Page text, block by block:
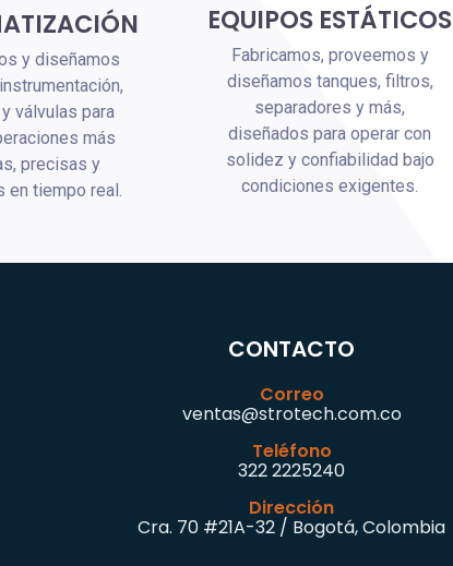
y diseñamos
válvulas para
más
precisas y
en tiempo real.
EQUIPOS ESTÁTICOS
Fabricamos, proveemos y
diseñamos tanques, filtros,
separadores y más,
diseñados para operar con
solidez y confiabilidad bajo
condiciones exigentes.
CONTACTO
Correo
ventas@strotech.com.co
Teléfono
322 2225240
Dirección
Cra. 70 #21A-32 / Bogotá, Colombia